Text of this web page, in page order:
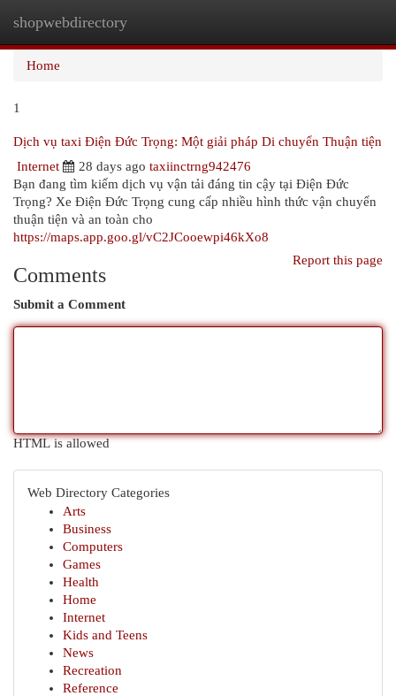
shopwebdirectory
Home
1
Dịch vụ taxi Điện Đức Trọng: Một giải pháp Di chuyển Thuận tiện
Internet
28 days ago taxiinctrng942476
Bạn đang tìm kiếm dịch vụ vận tải đáng tin cậy tại Điện Đức
Trọng? Xe Điện Đức Trọng cung cấp nhiều hình thức vận chuyển
thuận tiện và an toàn cho
https://maps.app.goo.gl/vC2JCooewpi46kXo8
Report this page
Comments
Submit a Comment
HTML is allowed
Web Directory Categories
Arts
Business
Computers
Games
Health
Home
Internet
Kids and Teens
News
Recreation
Reference